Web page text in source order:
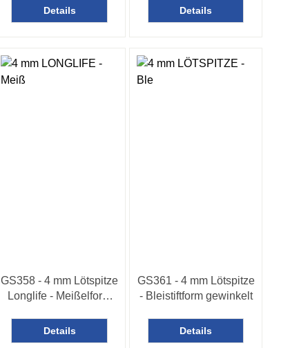
Details Details
GS358 - 4 mm Lötspitze
Longlife - Meißelform
Details
GS361 - 4 mm Lötspitze
- Bleistiftform gewinkelt
Details